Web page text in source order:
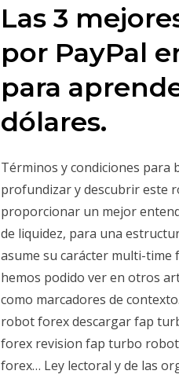
Las 3
por PayPal
para
dólares.
Términos y condiciones para
profundizar y descubrir este
proporcionar un mejor
de liquidez, para una
asume su carácter multi-time
hemos podido ver en otros
como marcadores de
robot forex descargar fap
forex revision fap turbo
forex… Ley lectoral y de las